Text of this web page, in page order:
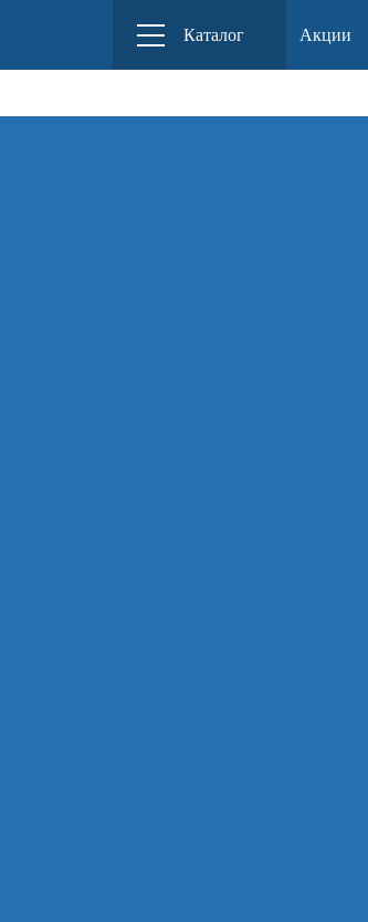
Российский производитель
Каталог Акции